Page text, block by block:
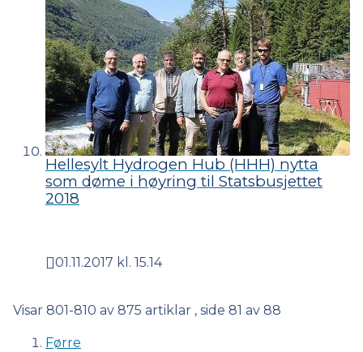
Hellesylt Hydrogen Hub (HHH) nytta
som døme i høyring til Statsbusjettet
2018
Publisert
01.11.2017 kl. 15.14
Visar 801-810 av 875 artiklar , side 81 av 88
Førre